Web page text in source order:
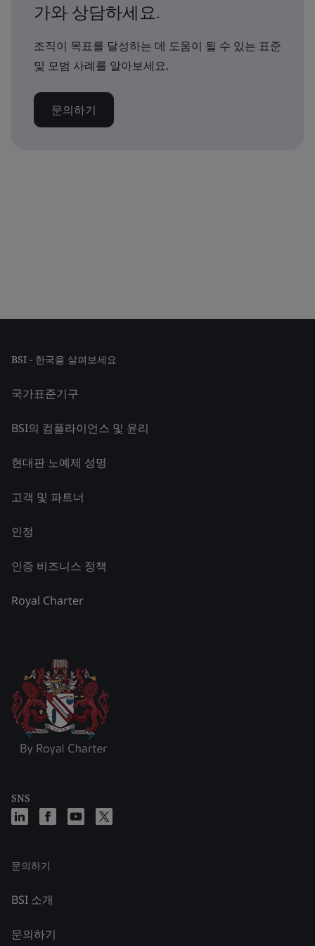
가와 상담하세요.
조직이 목표를 달성하는 데 도움이 될 수 있는 표준
및 모범 사례를 알아보세요.
문의하기
BSI - 한국을 살펴보세요
국가표준기구
BSI의 컴플라이언스 및 윤리
현대판 노예제 성명
고객 및 파트너
인정
인증 비즈니스 정책
Royal Charter
SNS
문의하기
BSI 소개
문의하기